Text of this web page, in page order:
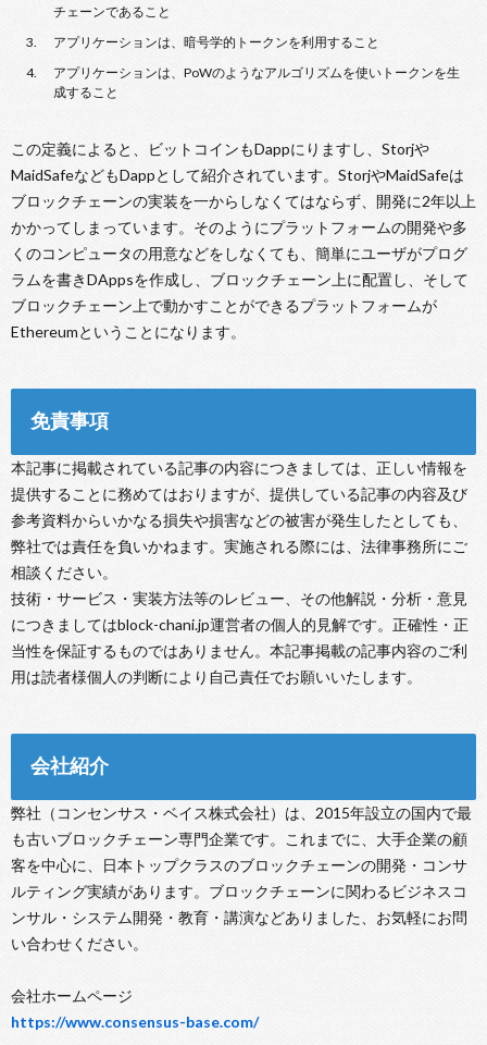
チェーンであること
アプリケーションは、暗号学的トークンを利用すること
アプリケーションは、PoWのようなアルゴリズムを使いトークンを生
成すること
この定義によると、ビットコインもDappにりますし、Storjや
MaidSafeなどもDappとして紹介されています。StorjやMaidSafeは
ブロックチェーンの実装を一からしなくてはならず、開発に2年以上
かかってしまっています。そのようにプラットフォームの開発や多
くのコンピュータの用意などをしなくても、簡単にユーザがプログ
ラムを書きDAppsを作成し、ブロックチェーン上に配置し、そして
ブロックチェーン上で動かすことができるプラットフォームが
Ethereumということになります。
免責事項
本記事に掲載されている記事の内容につきましては、正しい情報を
提供することに務めてはおりますが、提供している記事の内容及び
参考資料からいかなる損失や損害などの被害が発生したとしても、
弊社では責任を負いかねます。実施される際には、法律事務所にご
相談ください。
技術・サービス・実装方法等のレビュー、その他解説・分析・意見
につきましてはblock-chani.jp運営者の個人的見解です。正確性・正
当性を保証するものではありません。本記事掲載の記事内容のご利
用は読者様個人の判断により自己責任でお願いいたします。
会社紹介
弊社（コンセンサス・ベイス株式会社）は、2015年設立の国内で最
も古いブロックチェーン専門企業です。これまでに、大手企業の顧
客を中心に、日本トップクラスのブロックチェーンの開発・コンサ
ルティング実績があります。ブロックチェーンに関わるビジネスコ
ンサル・システム開発・教育・講演などありました、お気軽にお問
い合わせください。
会社ホームページ
https://www.consensus-base.com/